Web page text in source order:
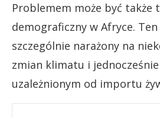
Problemem może być także
demograficzny w Afryce.
szczególnie narażony na
zmian klimatu i
uzależnionym od importu